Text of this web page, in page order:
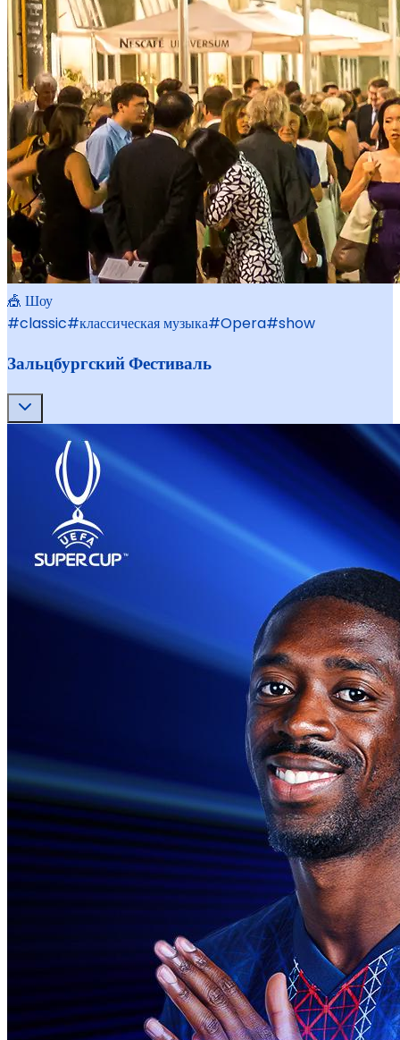
🎪 Шоу
#classic#классическая музыка#Opera#show
Зальцбургский Фестиваль